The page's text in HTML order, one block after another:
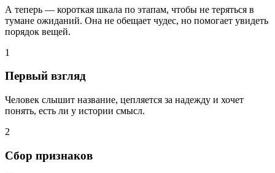
А теперь — короткая шкала по этапам, чтобы не теряться в
тумане ожиданий. Она не обещает чудес, но помогает увидеть
порядок вещей.
1
Первый взгляд
Человек слышит название, цепляется за надежду и хочет
понять, есть ли у истории смысл.
2
Сбор признаков